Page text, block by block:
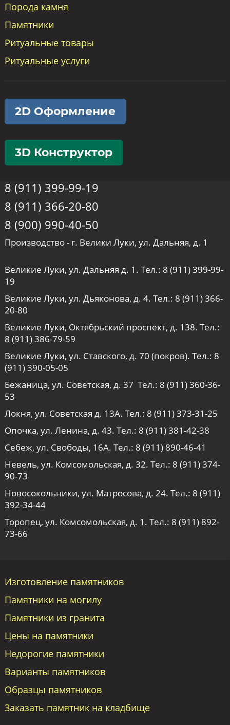
Порода камня
Памятники
Ритуальные товары
Ритуальные услуги
2D Оформление
3D Конструктор
8 (911) 399-99-19
8 (911) 366-20-80
8 (900) 990-40-50
Производство - г. Велики Луки, ул. Дальняя, д. 1
Великие Луки, ул. Дальняя д. 1. Тел.: 8 (911) 399-99-
19
Великие Луки, ул. Дьяконова, д. 4. Тел.: 8 (911) 366-
20-80
Великие Луки, Октябрьский проспект, д. 138. Тел.:
8 (911) 386-79-59
Великие Луки, ул. Ставского, д. 70 (покров). Тел.: 8
(911) 390-05-05
Бежаница, ул. Советская, д. 37 Тел.: 8 (911) 360-36-
53
Локня, ул. Советская д. 13А. Тел.: 8 (911) 373-31-25
Опочка, ул. Ленина, д. 43. Тел.: 8 (911) 381-42-38
Себеж, ул. Свободы, 16А. Тел.: 8 (911) 890-46-41
Невель, ул. Комсомольская, д. 32. Тел.: 8 (911) 374-
90-73
Новосокольники, ул. Матросова, д. 24. Тел.: 8 (911)
392-34-44
Торопец, ул. Комсомольская, д. 1. Тел.: 8 (911) 892-
73-66
Изготовление памятников
Памятники на могилу
Памятники из гранита
Цены на памятники
Недорогие памятники
Варианты памятников
Образцы памятников
Заказать памятник на кладбище